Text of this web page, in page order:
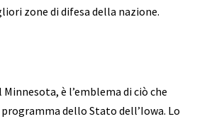
zone di difesa della nazione.
è l’emblema di ciò che
dello Stato dell’Iowa. Lo